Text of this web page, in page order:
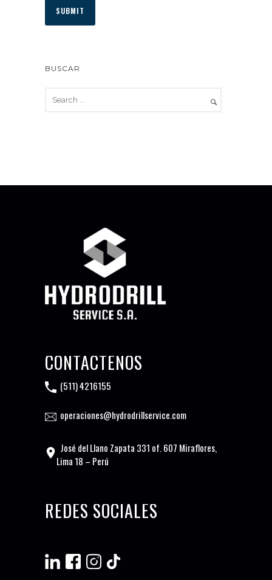
BUSCAR
CONTÁCTENOS
(511) 4216155
operaciones@hydrodrillservice.com
José del Llano Zapata 331 of. 607 Miraflores,
Lima 18 – Perú
REDES SOCIALES